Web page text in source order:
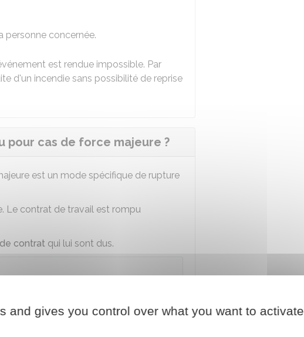
personne concernée.
est rendue impossible. Par
d'un incendie sans possibilité de reprise
pour cas de force majeure ?
est un mode spécifique de rupture
Le contrat de travail est rompu
contrat qui lui sont dus.
du contrat pour cas de force
and gives you control over what you want to activate